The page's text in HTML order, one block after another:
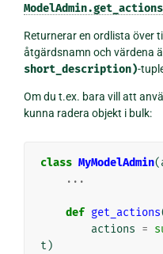
Returnerar en ordlista över
åtgärdsnamn och värdena
short_description)-
Om du t.ex. bara vill att
kunna radera objekt i bulk:
class MyModelAdmin(
...
def get_actions
actions =
t )